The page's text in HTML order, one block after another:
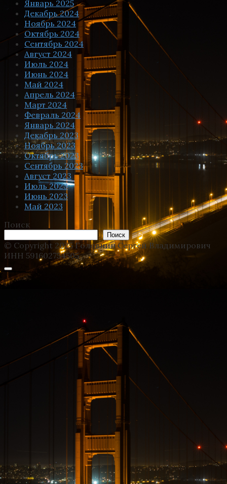
Январь 2025
Декабрь 2024
Ноябрь 2024
Октябрь 2024
Сентябрь 2024
Август 2024
Июль 2024
Июнь 2024
Май 2024
Апрель 2024
Март 2024
Февраль 2024
Январь 2024
Декабрь 2023
Ноябрь 2023
Октябрь 2023
Сентябрь 2023
Август 2023
Июль 2023
Июнь 2023
Май 2023
Поиск
Поиск
© Copyright 2025 Головнин Сергей Владимирович
ИНН 591602754505